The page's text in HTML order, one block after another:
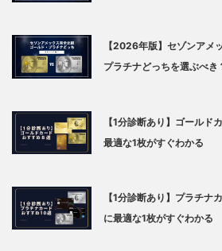
【2026年版】セゾンアメ
プラチナどっちを選ぶべき
【1分診断あり】ゴールド
最適な1枚がすぐわかる
【1分診断あり】プラチナ
に最適な1枚がすぐわかる